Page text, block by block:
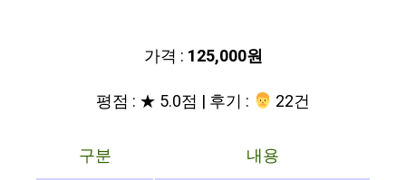
가격 : 125,000원
평점 : ★ 5.0점 | 후기 :
‍‍ 22건
구분
내용